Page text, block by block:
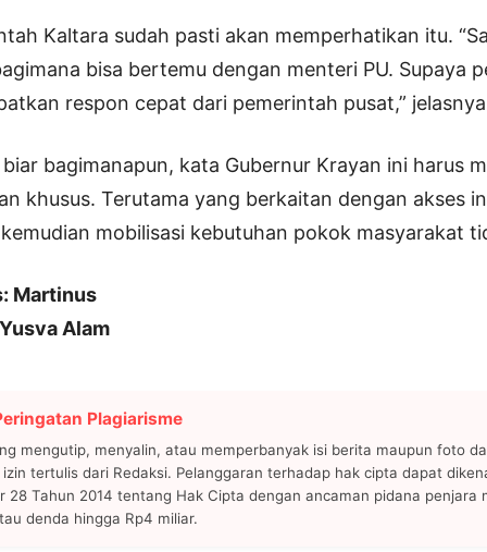
Kaltara sudah pasti akan memperhatikan itu.
bisa bertemu dengan menteri PU. Supaya
respon cepat dari pemerintah pusat,”
biar bagimanapun, kata Gubernur Krayan ini harus
khusus. Terutama yang berkaitan dengan akses
mobilisasi kebutuhan pokok masyarakat
Martinus
Alam
Plagiarisme
mengutip, menyalin, atau memperbanyak isi berita maupun foto
tertulis dari Redaksi. Pelanggaran terhadap hak cipta dapat
28 Tahun 2014 tentang Hak Cipta dengan ancaman pidana penjara
denda hingga Rp4 miliar.